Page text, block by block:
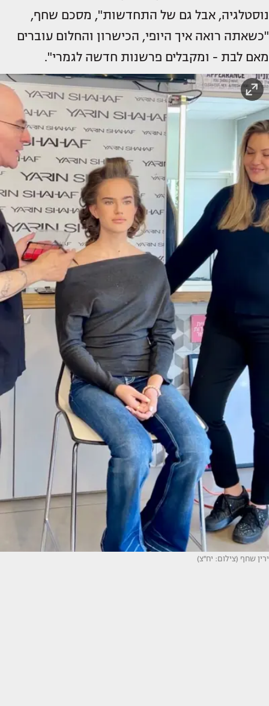
נוסטלגיה, אבל גם של התחדשות", מסכם שחף,
"כשאתה רואה איך היופי, הכישרון והחלום עוברים
מאם לבת - ומקבלים פרשנות חדשה לגמרי".
ירין שחף (צילום: יח''צ)